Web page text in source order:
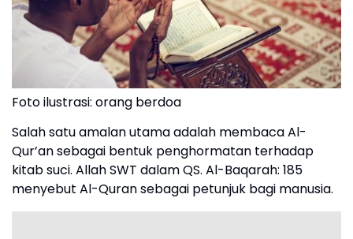
Foto ilustrasi: orang berdoa
Salah satu amalan utama adalah membaca Al-
Qur’an sebagai bentuk penghormatan terhadap
kitab suci. Allah SWT dalam QS. Al-Baqarah: 185
menyebut Al-Quran sebagai petunjuk bagi manusia.